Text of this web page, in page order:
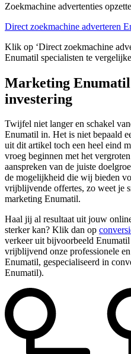
Zoekmachine advertenties
Direct zoekmachine adverteren
Klik op ‘Direct zoekmachine
Enumatil specialisten te
Marketing Enumatil
investering
Twijfel niet langer en schakel
Enumatil in. Het is niet bepaald
uit dit artikel toch een heel eind
vroeg beginnen met het
aanspreken van de juiste
de mogelijkheid die wij bieden
vrijblijvende offertes, zo weet je
marketing Enumatil.
Haal jij al resultaat uit jouw
sterker kan? Klik dan op
verkeer uit bijvoorbeeld
vrijblijvend onze professionele
Enumatil, gespecialiseerd in
Enumatil).